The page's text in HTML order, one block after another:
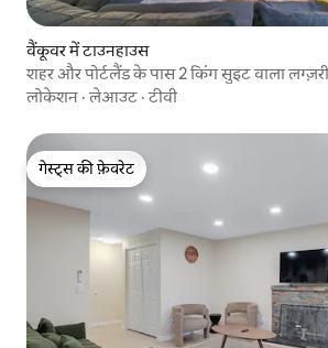
वैंकूवर में टाउनहाउस
शहर और पोर्टलैंड के पास 2 किंग सुइट वाला
लोकेशन ·लेआउट ·टीवी
गेस्ट्स की फ़ेवरेट
गेस्ट्स की फ़ेवरेट